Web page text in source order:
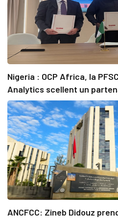
Nigeria : OCP Africa, la
Analytics scellent un
ANCFCC: Zineb Didouz